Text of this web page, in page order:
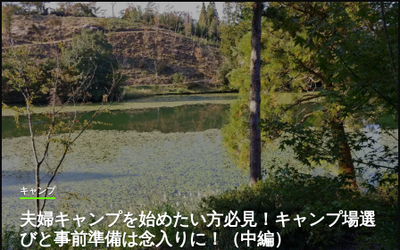
キャンプ
夫婦キャンプを始めたい方必見！キャンプ場選
びと事前準備は念入りに！（中編）